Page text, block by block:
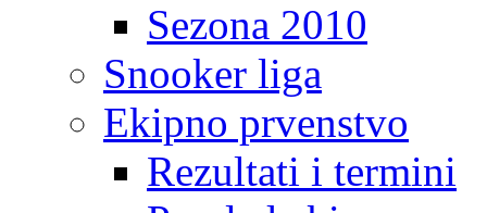
Sezona 2010
Snooker liga
Ekipno prvenstvo
Rezultati i termini